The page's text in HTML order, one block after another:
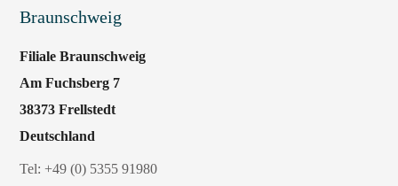
Braunschweig
Filiale Braunschweig
Am Fuchsberg 7
38373 Frellstedt
Deutschland
Tel:+49 (0) 5355 91980